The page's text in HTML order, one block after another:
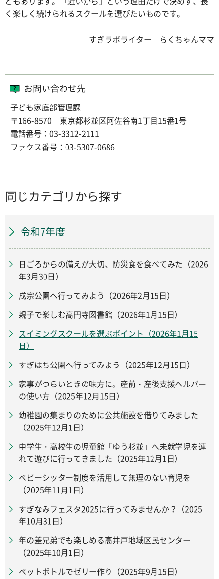
く楽しく続けられるスクールを選びたいものです。
すぎラボライター らくちゃんママ
お問い合わせ先
子ども家庭部管理課
〒166-8570 東京都杉並区阿佐谷南1丁目15番1号
電話番号：03-3312-2111
ファクス番号：03-5307-0686
同じカテゴリから探す
令和7年度
日ごろからの備えが大切、防災食を食べてみた（2026
年3月30日）
成宗公園へ行ってみよう（2026年2月15日）
親子で楽しむ高円寺図書館（2026年1月15日）
スイミングスクールを選ぶポイント（2026年1月15
日）
すぎはち公園へ行ってみよう（2025年12月15日）
家事がつらいときの味方に。産前・産後支援ヘルパー
の使い方（2025年12月15日）
幼稚園の集まりのために公共施設を借りてみました
（2025年12月1日）
中学生・高校生の児童館「ゆう杉並」へ未就学児を連
れて遊びに行ってきました（2025年12月1日）
ベビーシッター制度を活用して無理のない育児を
（2025年11月1日）
すぎなみフェスタ2025に行ってみませんか？（2025
年10月31日）
年の差兄弟でも楽しめる高井戸地域区民センター
（2025年10月1日）
ペットボトルでゼリー作り（2025年9月15日）